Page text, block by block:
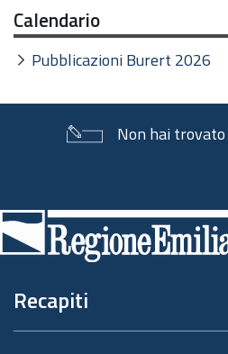
Calendario
Pubblicazioni Burert 2026
Non hai trovato
di
pagina
Recapiti